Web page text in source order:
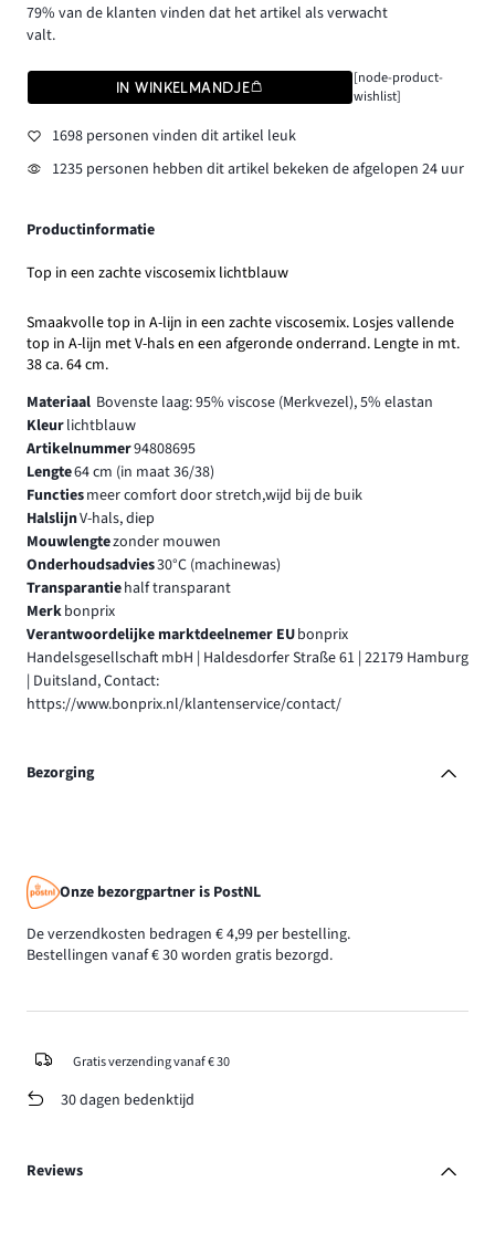
79% van de klanten vinden dat het artikel als verwacht
valt.
IN WINKELMANDJE
[node-product-
wishlist]
1698 personen vinden dit artikel leuk
1235 personen hebben dit artikel bekeken de afgelopen 24 uur
Productinformatie
Top in een zachte viscosemix lichtblauw
Smaakvolle top in A-lijn in een zachte viscosemix. Losjes vallende
top in A-lijn met V-hals en een afgeronde onderrand. Lengte in mt.
38 ca. 64 cm.
Materiaal Bovenste laag: 95% viscose (Merkvezel), 5% elastan
Kleurlichtblauw
Artikelnummer94808695
Lengte64 cm (in maat 36/38)
Functiesmeer comfort door stretch,wijd bij de buik
HalslijnV-hals, diep
Mouwlengtezonder mouwen
Onderhoudsadvies30°C (machinewas)
Transparantiehalf transparant
Merkbonprix
Verantwoordelijke marktdeelnemer EUbonprix
Handelsgesellschaft mbH | Haldesdorfer Straße 61 | 22179 Hamburg
| Duitsland, Contact:
https://www.bonprix.nl/klantenservice/contact/
Bezorging
Onze bezorgpartner is PostNL
De verzendkosten bedragen € 4,99 per bestelling.
Bestellingen vanaf € 30 worden gratis bezorgd.
Gratis verzending vanaf € 30
30 dagen bedenktijd
Reviews